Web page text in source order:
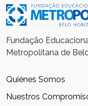
Fundação
Metropolitana de
Quiénes Somos
Nuestros